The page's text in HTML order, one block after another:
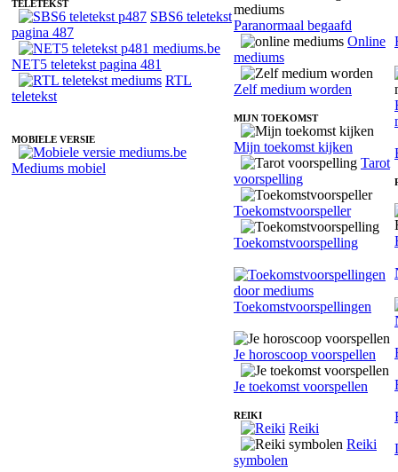
TELETEKST
SBS6 teletekst
pagina 487
NET5 teletekst pagina 481
RTL
teletekst
MOBIELE VERSIE
Mediums mobiel
Paranormaal begaafd
Online
mediums
Zelf medium worden
MIJN TOEKOMST
Mijn toekomst kijken
Tarot
voorspelling
Toekomstvoorspeller
Toekomstvoorspelling
Toekomstvoorspellingen
Je horoscoop voorspellen
Je toekomst voorspellen
REIKI
Reiki
Reiki
symbolen